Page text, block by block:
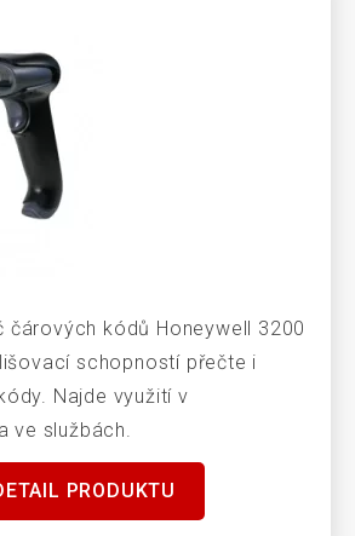
čárových kódů Honeywell 3200
schopností přečte i
Najde využití v
ve službách.
PRODUKTU